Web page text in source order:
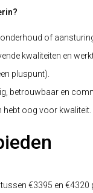
of
kwaliteiten en
pluspunt).
betrouwbaar en
hebt oog voor kwaliteit.
€3395 en €4320